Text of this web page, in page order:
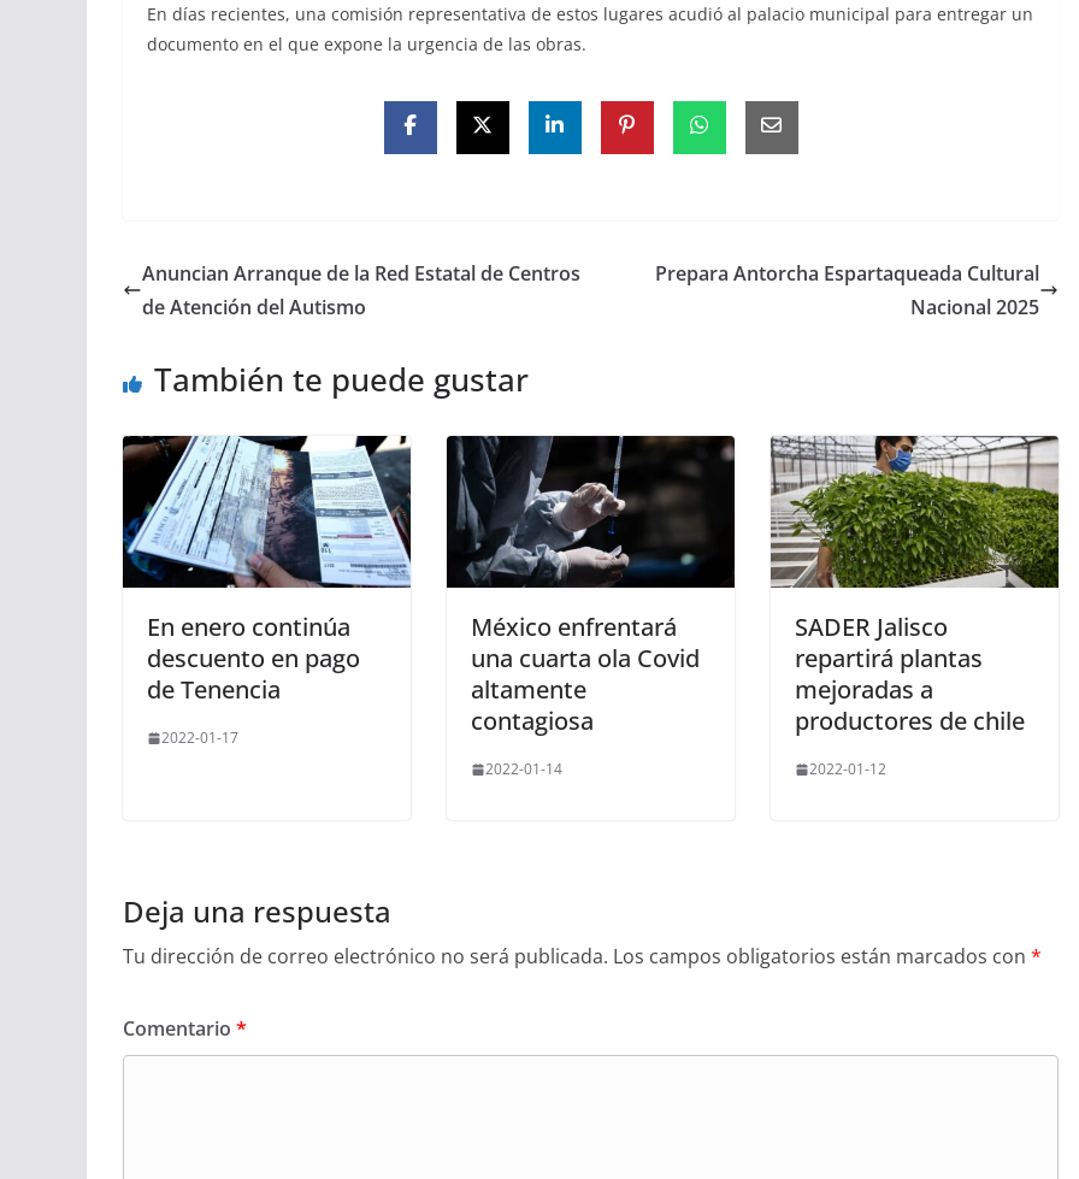
En días recientes, una comisión representativa de estos lugares acudió al palacio municipal para entregar un
documento en el que expone la urgencia de las obras.
Anuncian Arranque de la Red Estatal de Centros
de Atención del Autismo
Prepara Antorcha Espartaqueada Cultural
Nacional 2025
También te puede gustar
En enero continúa
descuento en pago
de Tenencia
2022-01-17
México enfrentará
una cuarta ola Covid
altamente
contagiosa
2022-01-14
SADER Jalisco
repartirá plantas
mejoradas a
productores de chile
2022-01-12
Deja una respuesta
Tu dirección de correo electrónico no será publicada. Los campos obligatorios están marcados con *
Comentario *